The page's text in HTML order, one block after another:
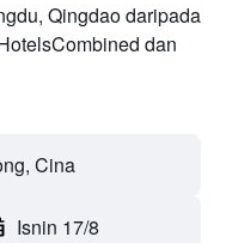
Qingdao daripada
dan
Cina
Isnin 17/8